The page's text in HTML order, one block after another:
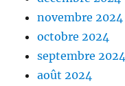
novembre 2024
octobre 2024
septembre 2024
août 2024